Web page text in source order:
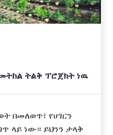
ትልቅ ፕሮጀክት ነዉ
በመለወጥ፣ የሀገርን
ላይ ነው። ይህንን ታላቅ